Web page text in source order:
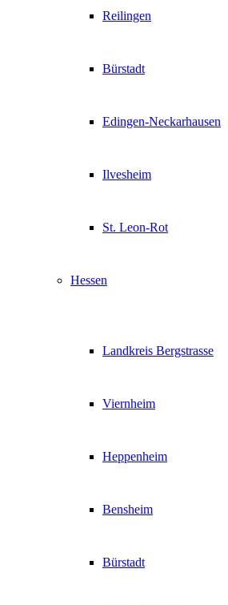
Reilingen
Bürstadt
Edingen-Neckarhausen
Ilvesheim
St. Leon-Rot
Hessen
Landkreis Bergstrasse
Viernheim
Heppenheim
Bensheim
Bürstadt